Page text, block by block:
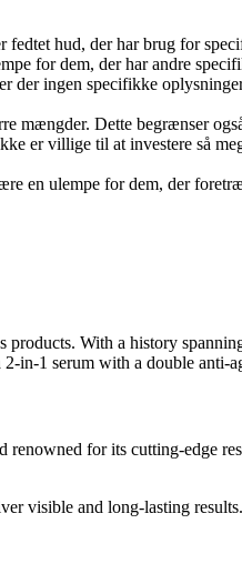
hud, der har brug for
for dem, der har andre
der ingen specifikke
Dette begrænser
er villige til at investere så
en ulempe for dem, der
With a history
in-1 serum with a double anti-
for its cutting-edge
visible and long-lasting